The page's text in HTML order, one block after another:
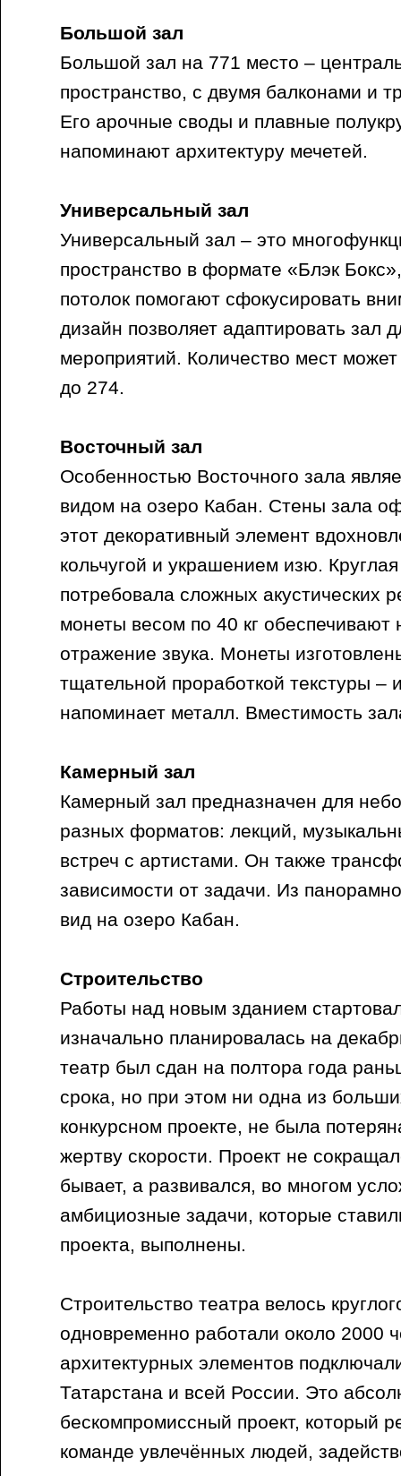
Большой зал
Большой зал на 771 место –
пространство, с двумя балконами и
Его арочные своды и плавные
напоминают архитектуру мечетей.
Универсальный зал
Универсальный зал – это
пространство в формате «Блэк
потолок помогают сфокусировать
дизайн позволяет адаптировать зал
мероприятий. Количество мест
до 274.
Восточный зал
Особенностью Восточного зала
видом на озеро Кабан. Стены зала
этот декоративный элемент
кольчугой и украшением изю.
потребовала сложных акустических
монеты весом по 40 кг обеспечивают
отражение звука. Монеты
тщательной проработкой текстуры –
напоминает металл. Вместимость
Камерный зал
Камерный зал предназначен для
разных форматов: лекций,
встреч с артистами. Он также
зависимости от задачи. Из
вид на озеро Кабан.
Строительство
Работы над новым зданием
изначально планировалась на
театр был сдан на полтора года
срока, но при этом ни одна из
конкурсном проекте, не была
жертву скорости. Проект не
бывает, а развивался, во многом
амбициозные задачи, которые
проекта, выполнены.
Строительство театра велось
одновременно работали около 2000
архитектурных элементов
Татарстана и всей России. Это
бескомпромиссный проект, который
команде увлечённых людей,